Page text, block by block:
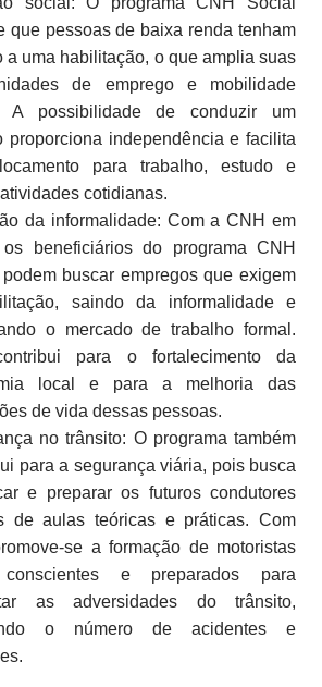
que pessoas de baixa renda tenham
a uma habilitação, o que amplia suas
de emprego e mobilidade
A possibilidade de conduzir um
proporciona independência e facilita
para trabalho, estudo e
cotidianas.
da informalidade: Com a CNH em
os beneficiários do programa CNH
buscar empregos que exigem
saindo da informalidade e
o mercado de trabalho formal.
para o fortalecimento da
local e para a melhoria das
de vida dessas pessoas.
no trânsito: O programa também
para a segurança viária, pois busca
e preparar os futuros condutores
de aulas teóricas e práticas. Com
se a formação de motoristas
e preparados para
as adversidades do trânsito,
o número de acidentes e